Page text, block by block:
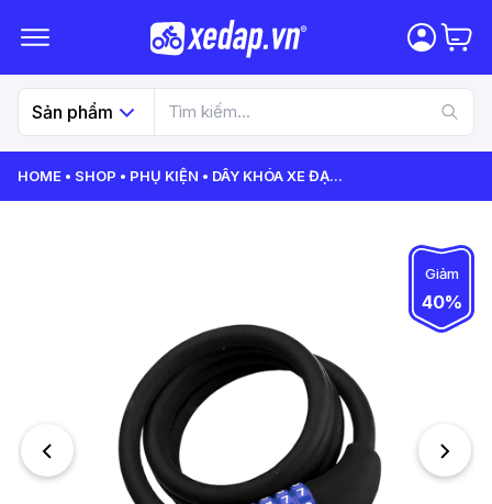
Sản phẩm
HOME SHOP PHỤ KIỆN DÂY KHÓA XE ĐẠ...
Giảm
40%